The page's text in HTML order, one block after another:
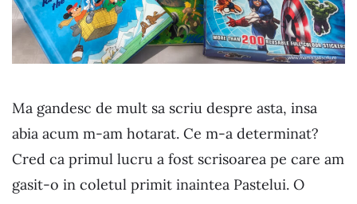
Ma gandesc de mult sa scriu despre asta, insa
abia acum m-am hotarat. Ce m-a determinat?
Cred ca primul lucru a fost scrisoarea pe care am
gasit-o in coletul primit inaintea Pastelui. O